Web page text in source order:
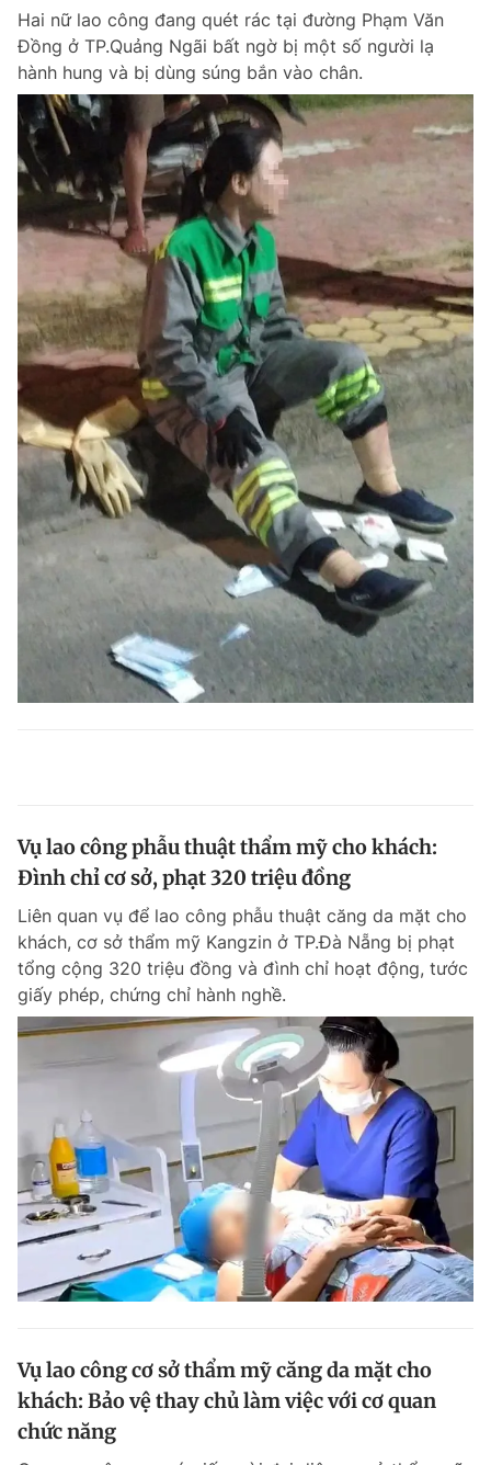
Hai nữ lao công đang quét rác tại đường Phạm Văn
Đồng ở TP.Quảng Ngãi bất ngờ bị một số người lạ
hành hung và bị dùng súng bắn vào chân.
Vụ lao công phẫu thuật thẩm mỹ cho khách:
Đình chỉ cơ sở, phạt 320 triệu đồng
Liên quan vụ để lao công phẫu thuật căng da mặt cho
khách, cơ sở thẩm mỹ Kangzin ở TP.Đà Nẵng bị phạt
tổng cộng 320 triệu đồng và đình chỉ hoạt động, tước
giấy phép, chứng chỉ hành nghề.
Vụ lao công cơ sở thẩm mỹ căng da mặt cho
khách: Bảo vệ thay chủ làm việc với cơ quan
chức năng